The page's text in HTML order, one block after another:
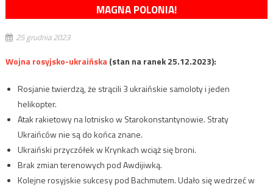
MAGNA POLONIA!
25 grudnia 2023
Wojna rosyjsko-ukraińska(stan na ranek 25.12.2023):
Rosjanie twierdzą, że strącili 3 ukraińskie samoloty i jeden
helikopter.
Atak rakietowy na lotnisko w Starokonstantynowie. Straty
Ukraińców nie są do końca znane.
Ukraiński przyczółek w Krynkach wciąż się broni.
Brak zmian terenowych pod Awdijiwką.
Kolejne rosyjskie sukcesy pod Bachmutem. Udało się wedrzeć w